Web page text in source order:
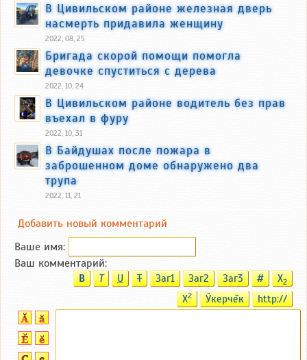
В Цивильском районе железная дверь
насмерть придавила женщину
2022, 08, 25
Бригада скорой помощи помогла
девочке спуститься с дерева
2022, 10, 24
В Цивильском районе водитель без прав
въехал в фуру
2022, 10, 31
В Байдушах после пожара в
заброшенном доме обнаружено два
трупа
2022, 11, 21
Добавить новый комментарий
Ваше имя:
Ваш комментарий:
B T U T Заг1 Заг2 Заг3 # X2
X2 Ӳкерчĕк http://